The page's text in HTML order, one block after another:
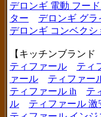
デロンギ 電動 フー
ター
デロンギ グラ
デロンギ コンベクシ
【キッチンブラン
ティファール
ティ
ァール
ティファー
ティファール ih
テ
ル
ティファール 激